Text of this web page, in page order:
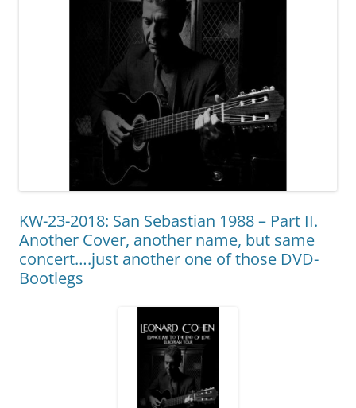
KW-23-2018: San Sebastian 1988 – Part II.
Another Cover, another name, but same
concert….just another one of those DVD-
Bootlegs